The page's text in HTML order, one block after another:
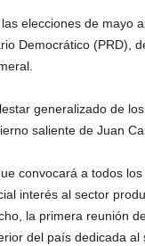
elecciones de mayo
Democrático (PRD),
generalizado de
saliente de Juan
convocará a todos
interés al sector
la primera reunión
del país dedicada al